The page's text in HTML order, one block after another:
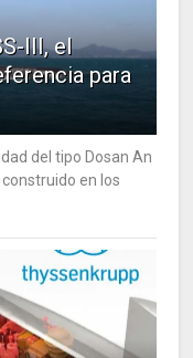
III, el
para
del tipo Dosan An
en los